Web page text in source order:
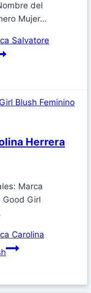
del
Mujer…
Salvatore
Herrera
Marca
Good Girl
Carolina